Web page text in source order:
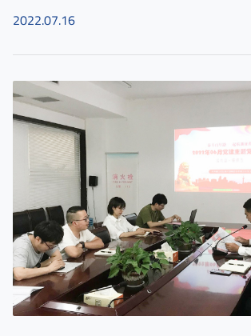
2022.07.16